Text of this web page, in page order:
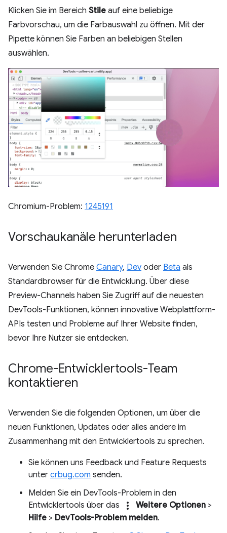
Klicken Sie im Bereich Stile auf eine beliebige
Farbvorschau, um die Farbauswahl zu öffnen. Mit der
Pipette können Sie Farben an beliebigen Stellen
auswählen.
Chromium-Problem: 1245191
Vorschaukanäle herunterladen
Verwenden Sie Chrome Canary, Dev oder Beta als
Standardbrowser für die Entwicklung. Über diese
Preview-Channels haben Sie Zugriff auf die neuesten
DevTools-Funktionen, können innovative Webplattform-
APIs testen und Probleme auf Ihrer Website finden,
bevor Ihre Nutzer sie entdecken.
Chrome-Entwicklertools-Team
kontaktieren
Verwenden Sie die folgenden Optionen, um über die
neuen Funktionen, Updates oder alles andere im
Zusammenhang mit den Entwicklertools zu sprechen.
Sie können uns Feedback und Feature Requests
unter crbug.com senden.
Melden Sie ein DevTools-Problem in den
Entwicklertools über das
more_vert Weitere Optionen >
Hilfe > DevTools-Problem melden.